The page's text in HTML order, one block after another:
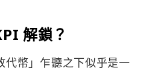
解鎖？
代幣」乍聽之下似乎是一